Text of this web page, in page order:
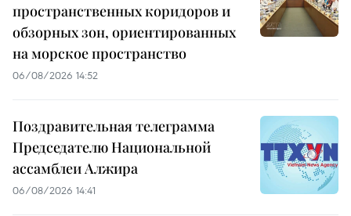
пространственных коридоров и
обзорных зон, ориентированных
на морское пространство
06/08/2026 14:52
Поздравительная телеграмма
Председателю Национальной
ассамблеи Алжира
06/08/2026 14:41